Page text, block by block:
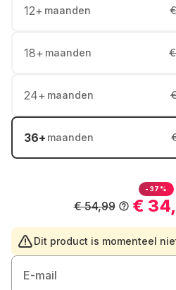
12+ maanden
18+ maanden
24+ maanden
36+ maanden
-37%
€
€ 54,99
Dit product is momenteel
E-mail